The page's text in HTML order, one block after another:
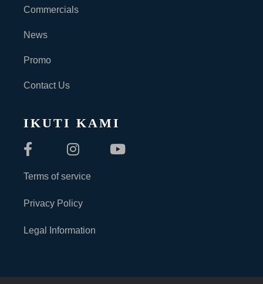
Commercials
News
Promo
Contact Us
IKUTI KAMI
Terms of service
Privacy Policy
Legal Information